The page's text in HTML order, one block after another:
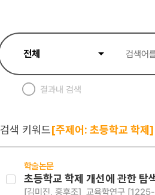
결과내 검색
검색 키워드[주제어: 초등학교 학제]
학술논문
초등학교 학제 개선에 관한 탐
[김미진, 홍후조] 교육학연구